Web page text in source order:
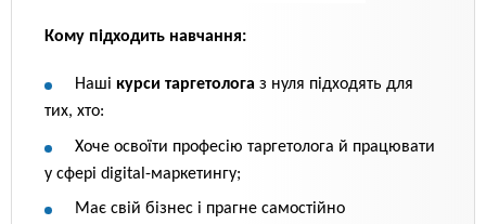
Кому підходить навчання:
Наші курси таргетолога з нуля підходять для
тих, хто:
Xоче освоїти професію таргетолога й працювати
у сфері digital-маркетингу;
Має свій бізнес і прагне самостійно